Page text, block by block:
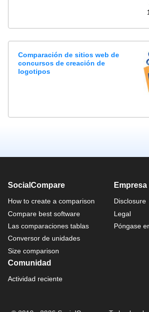
Comparación de sitios web de
concursos de creación de
logotipos
SocialCompare
How to create a comparison
Compare best software
Las comparaciones tablas
Conversor de unidades
Size comparison
Empresa
Disclosure
Legal
Póngase
Comunidad
Actividad reciente